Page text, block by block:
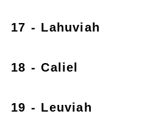
17 - Lahuviah
18 - Caliel
19 - Leuviah